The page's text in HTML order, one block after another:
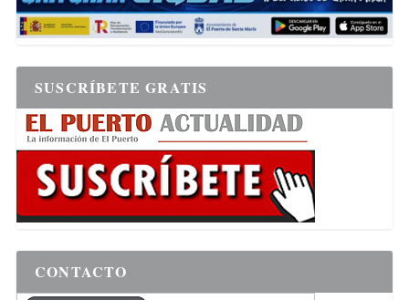
SUSCRÍBETE GRATIS
CONTACTO